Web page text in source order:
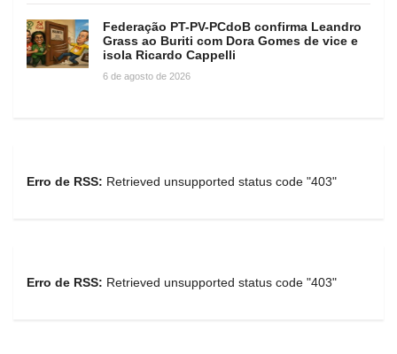
Federação PT-PV-PCdoB confirma Leandro
Grass ao Buriti com Dora Gomes de vice e
isola Ricardo Cappelli
6 de agosto de 2026
Erro de RSS: Retrieved unsupported status code "403"
Erro de RSS: Retrieved unsupported status code "403"